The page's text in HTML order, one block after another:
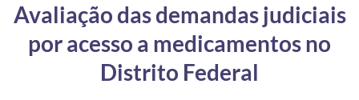
Controladoria-Geral da União
Ministério da Mulher, da Família e dos Direitos Humanos
Avaliação das demandas judiciais
por acesso a medicamentos no
Distrito Federal